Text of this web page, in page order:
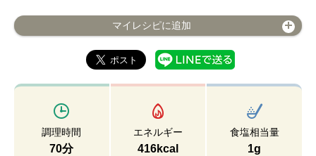
マイレシピに追加
調理時間
70分
エネルギー
416kcal
食塩相当量
1g